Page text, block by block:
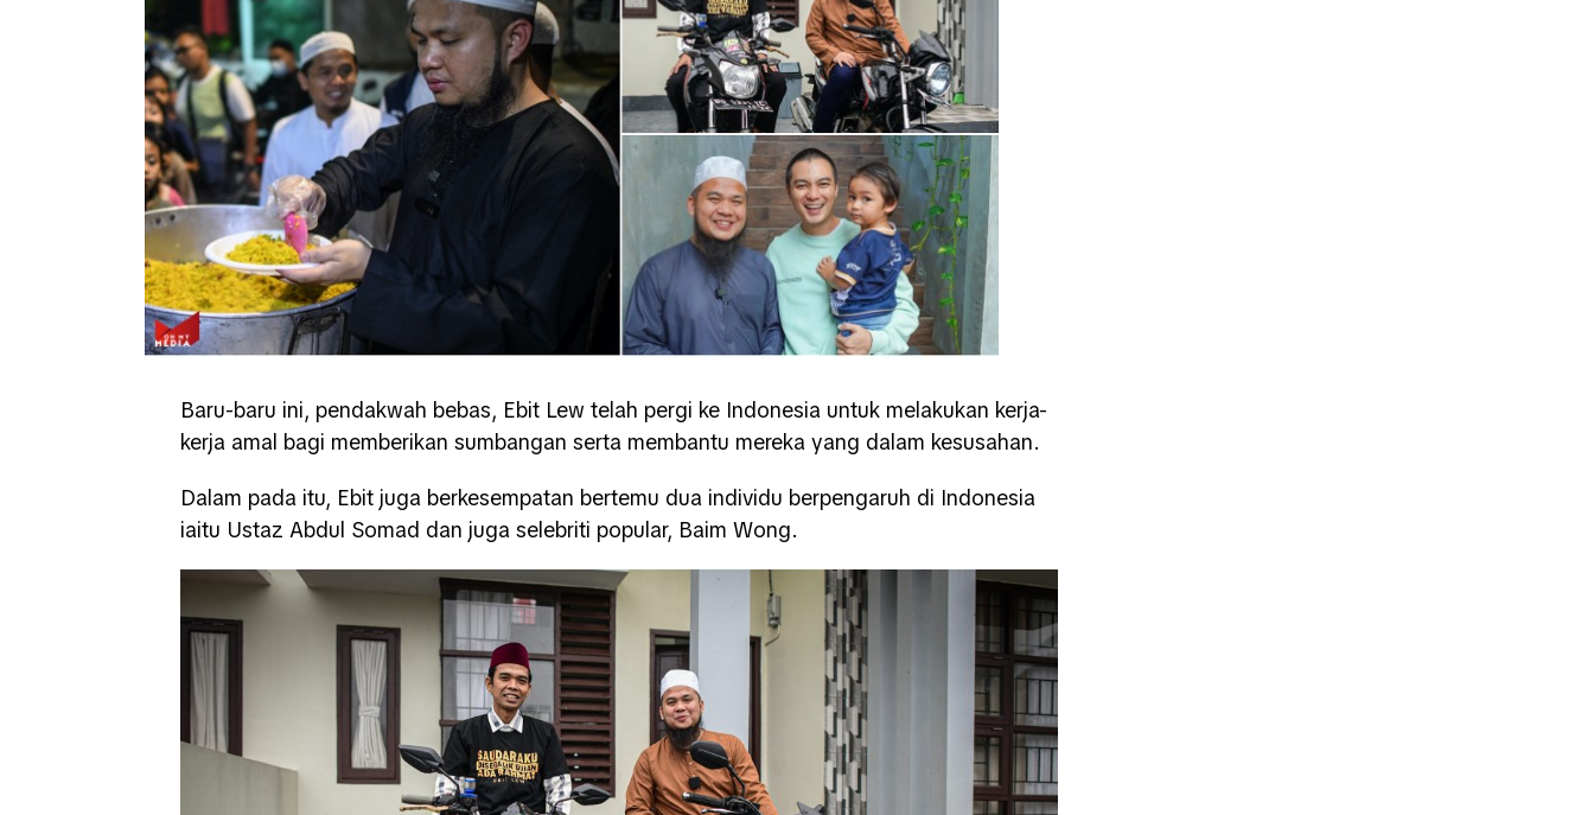
Baru-baru ini, pendakwah bebas, Ebit Lew telah pergi ke Indonesia untuk melakukan kerja-
kerja amal bagi memberikan sumbangan serta membantu mereka yang dalam kesusahan.
Dalam pada itu, Ebit juga berkesempatan bertemu dua individu berpengaruh di Indonesia
iaitu Ustaz Abdul Somad dan juga selebriti popular, Baim Wong.